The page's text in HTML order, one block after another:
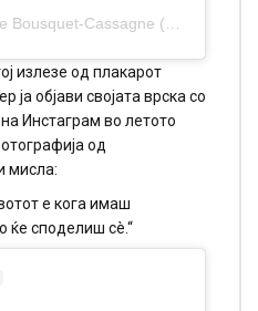
излезе од плакарот
ја објави својата врска со
Инстаграм во летото
од
мисла:
е кога имаш
ќе споделиш сè.“